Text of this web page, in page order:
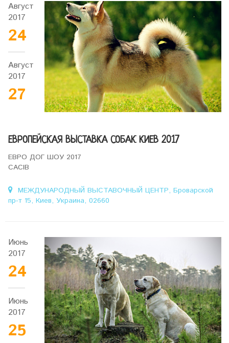
Август
2017
24
Август
2017
27
ЕВРОПЕЙСКАЯ ВЫСТАВКА СОБАК КИЕВ 2017
ЕВРО ДОГ ШОУ 2017
CACIB
МЕЖДУНАРОДНЫЙ ВЫСТАВОЧНЫЙ ЦЕНТР, Броварской
пр-т 15, Киев, Украина, 02660
Июнь
2017
24
Июнь
2017
25